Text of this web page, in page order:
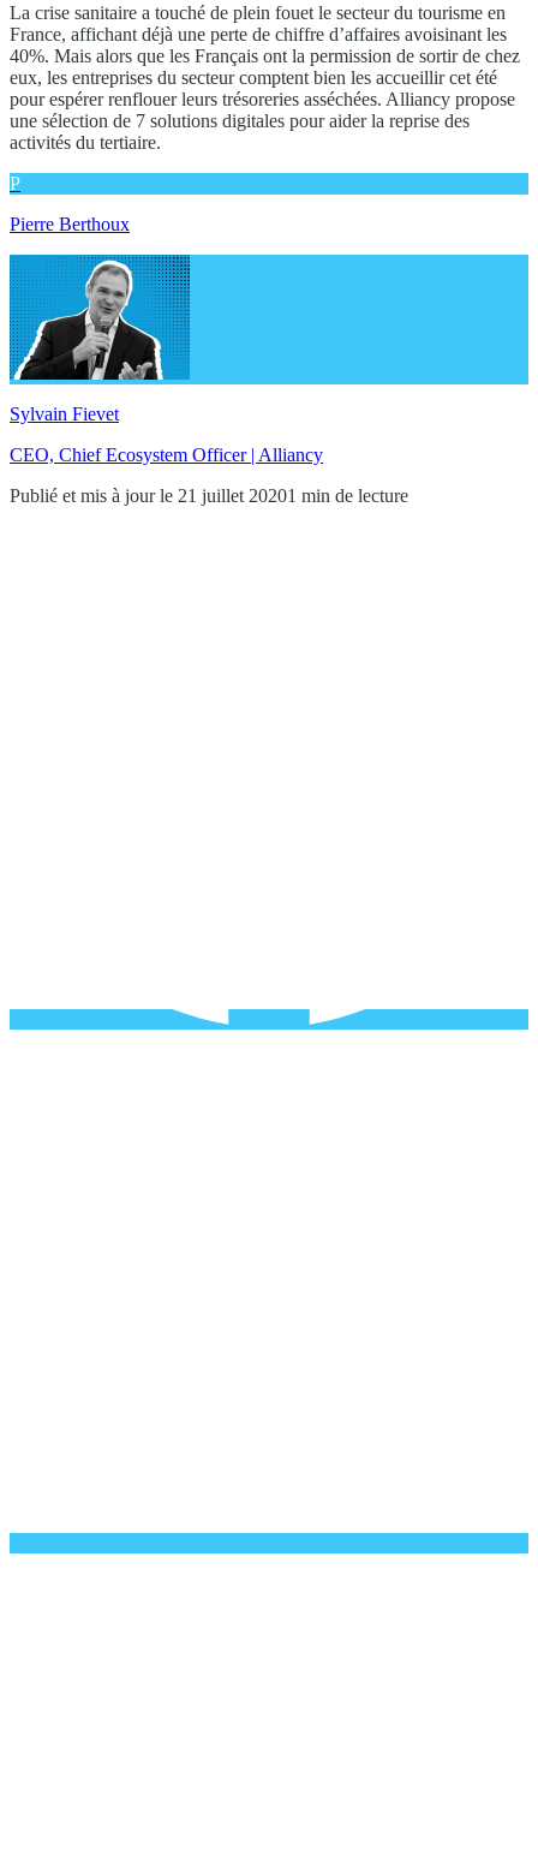
La crise sanitaire a touché de plein fouet le secteur du tourisme en
France, affichant déjà une perte de chiffre d’affaires avoisinant les
40%. Mais alors que les Français ont la permission de sortir de chez
eux, les entreprises du secteur comptent bien les accueillir cet été
pour espérer renflouer leurs trésoreries asséchées. Alliancy propose
une sélection de 7 solutions digitales pour aider la reprise des
activités du tertiaire.
P
Pierre Berthoux
Sylvain Fievet
CEO, Chief Ecosystem Officer | Alliancy
Publié et mis à jour le 21 juillet 20201 min de lecture